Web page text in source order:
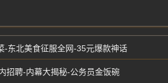
-东北美食征服全网-35元爆款神话
招聘-内幕大揭秘-公务员金饭碗